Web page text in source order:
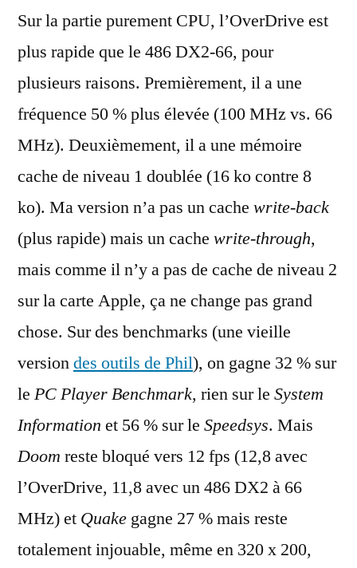
Sur la partie purement CPU, l’OverDrive est
plus rapide que le 486 DX2-66, pour
plusieurs raisons. Premièrement, il a une
fréquence 50 % plus élevée (100 MHz vs. 66
MHz). Deuxièmement, il a une mémoire
cache de niveau 1 doublée (16 ko contre 8
ko). Ma version n’a pas un cache write-back
(plus rapide) mais un cache write-through,
mais comme il n’y a pas de cache de niveau 2
sur la carte Apple, ça ne change pas grand
chose. Sur des benchmarks (une vieille
versiondes outils de Phil), on gagne 32 % sur
le PC Player Benchmark, rien sur le System
Information et 56 % sur le Speedsys. Mais
Doom reste bloqué vers 12 fps (12,8 avec
l’OverDrive, 11,8 avec un 486 DX2 à 66
MHz) et Quake gagne 27 % mais reste
totalement injouable, même en 320 x 200,